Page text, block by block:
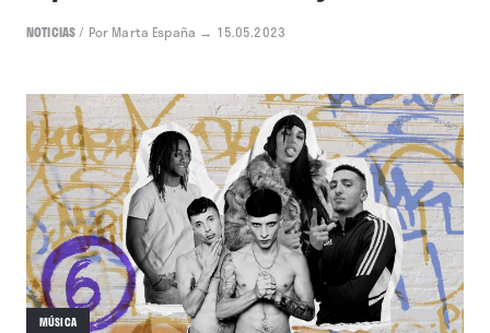
ACTUALIDAD
La semana vista por... Marta
España: lunes, 15 de mayo de 2023
NOTICIAS/Por Marta España→ 15.05.2023